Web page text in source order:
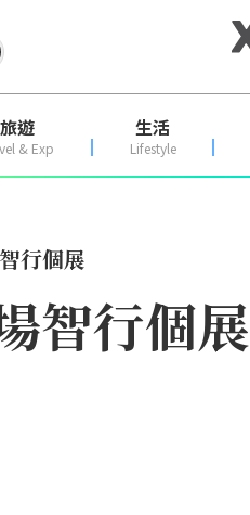
旅遊
& Exp
生活
Lifestyle
行個展
智行個展